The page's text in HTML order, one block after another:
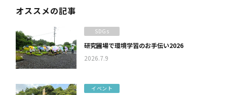
オススメの記事
SDGs
研究圃場で環境学習のお手伝い2026
2026.7.9
イベント